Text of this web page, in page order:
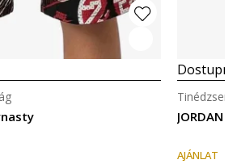
JORDAN
Tinédzser
AJÁNLAT